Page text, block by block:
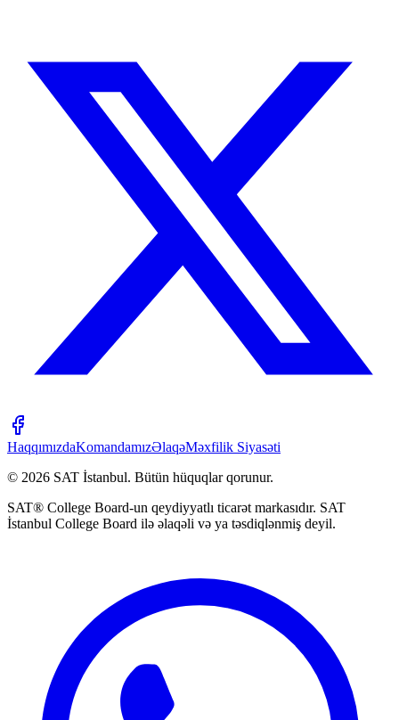
HaqqımızdaKomandamızƏlaqəMəxfilik Siyasəti
© 2026 SAT İstanbul. Bütün hüquqlar qorunur.
SAT® College Board-un qeydiyyatlı ticarət markasıdır. SAT
İstanbul College Board ilə əlaqəli və ya təsdiqlənmiş deyil.